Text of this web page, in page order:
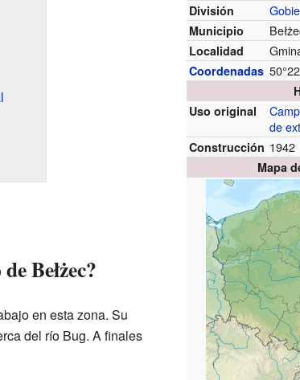
División
Municipio
Localidad
Coordenadas
Uso original
de
Construcción 1942
Mapa
Bełżec?
en esta zona. Su
del río Bug. A finales